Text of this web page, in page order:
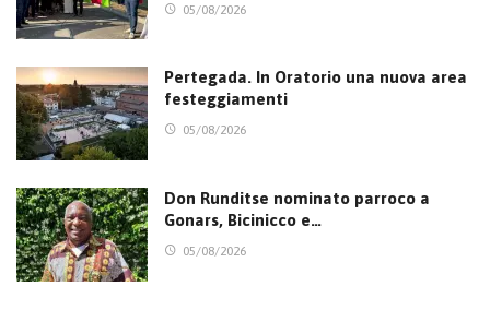
05/08/2026
Pertegada. In Oratorio una nuova area
festeggiamenti
05/08/2026
Don Runditse nominato parroco a
Gonars, Bicinicco e…
05/08/2026